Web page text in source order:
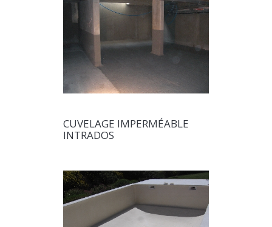
CUVELAGE IMPERMÉABLE
INTRADOS